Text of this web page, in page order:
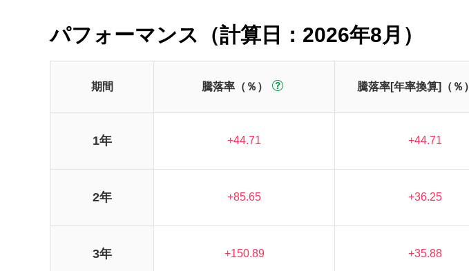
パフォーマンス（計算日：2026年8月）
期間 騰落率（％） 騰落率[年率換算]（％）
1年 +44.71 +44.71
2年 +85.65 +36.25
3年 +150.89 +35.88